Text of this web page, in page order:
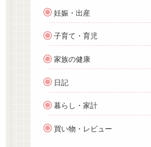
妊娠・出産
子育て・育児
家族の健康
日記
暮らし・家計
買い物・レビュー